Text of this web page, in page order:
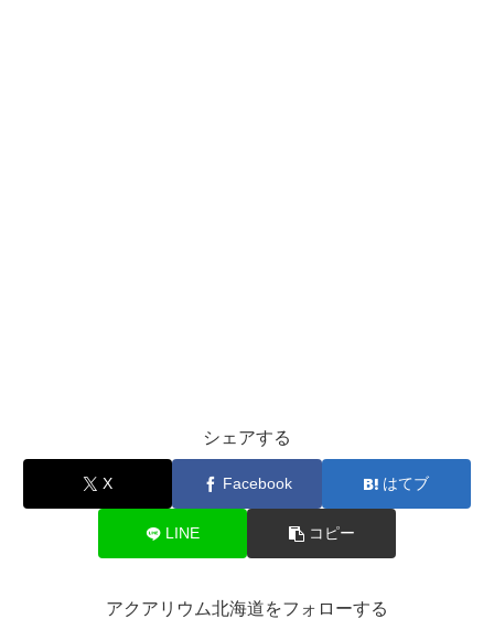
シェアする
X Facebook はてブ
LINE コピー
アクアリウム北海道をフォローする